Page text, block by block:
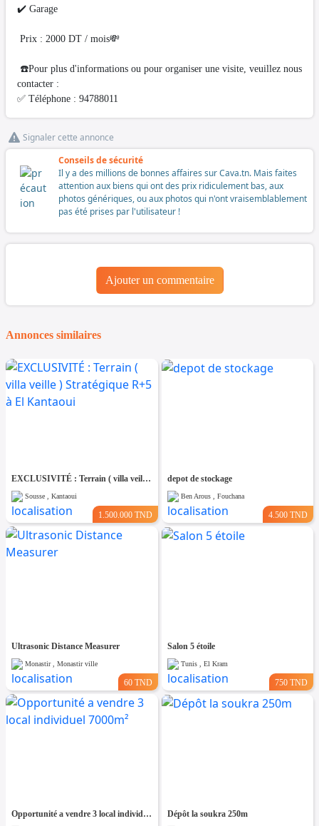
✔️ Garage
Prix : 2000 DT / mois💸
☎️Pour plus d'informations ou pour organiser une visite, veuillez nous
contacter :
✅ Téléphone : 94788011
Signaler cette annonce
Conseils de sécurité
Il y a des millions de bonnes affaires sur Cava.tn. Mais faites
attention aux biens qui ont des prix ridiculement bas, aux
photos génériques, ou aux photos qui n'ont vraisemblablement
pas été prises par l'utilisateur !
Ajouter un commentaire
Annonces similaires
EXCLUSIVITÉ : Terrain ( villa veille ) Stratégique R+5 à El Kantaoui
Sousse , Kantaoui
1.500.000 TND
depot de stockage
Ben Arous , Fouchana
4.500 TND
Ultrasonic Distance Measurer
Monastir , Monastir ville
60 TND
Salon 5 étoile
Tunis , El Kram
750 TND
Opportunité a vendre 3 local individuel 7000m² Dépôt la soukra 250m